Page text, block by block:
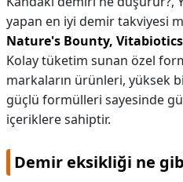
yapan en iyi demir takviyesi
Nature's Bounty,
Kolay tüketim sunan özel
markaların ürünleri, yüksek
güçlü formülleri sayesinde
içeriklere sahiptir.
Demir eksikliği ne